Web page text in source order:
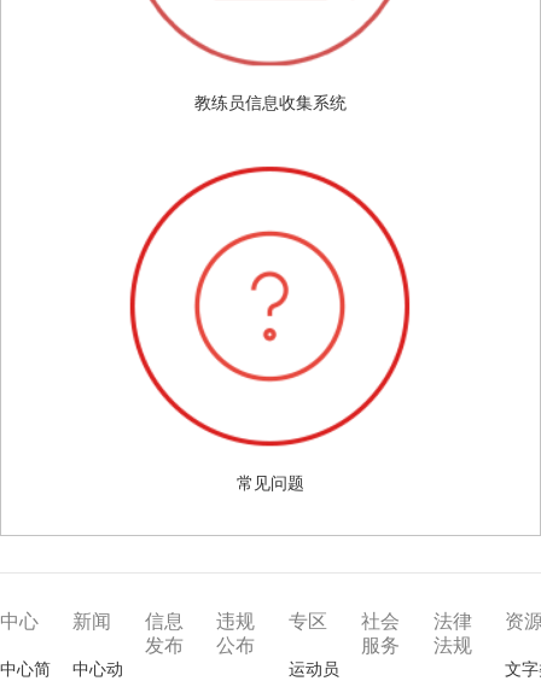
教练员信息收集系统
常见问题
中心
中心简
新闻
中心动
信息
发布
违规
公布
专区
运动员
社会
服务
法律
法规
资
文